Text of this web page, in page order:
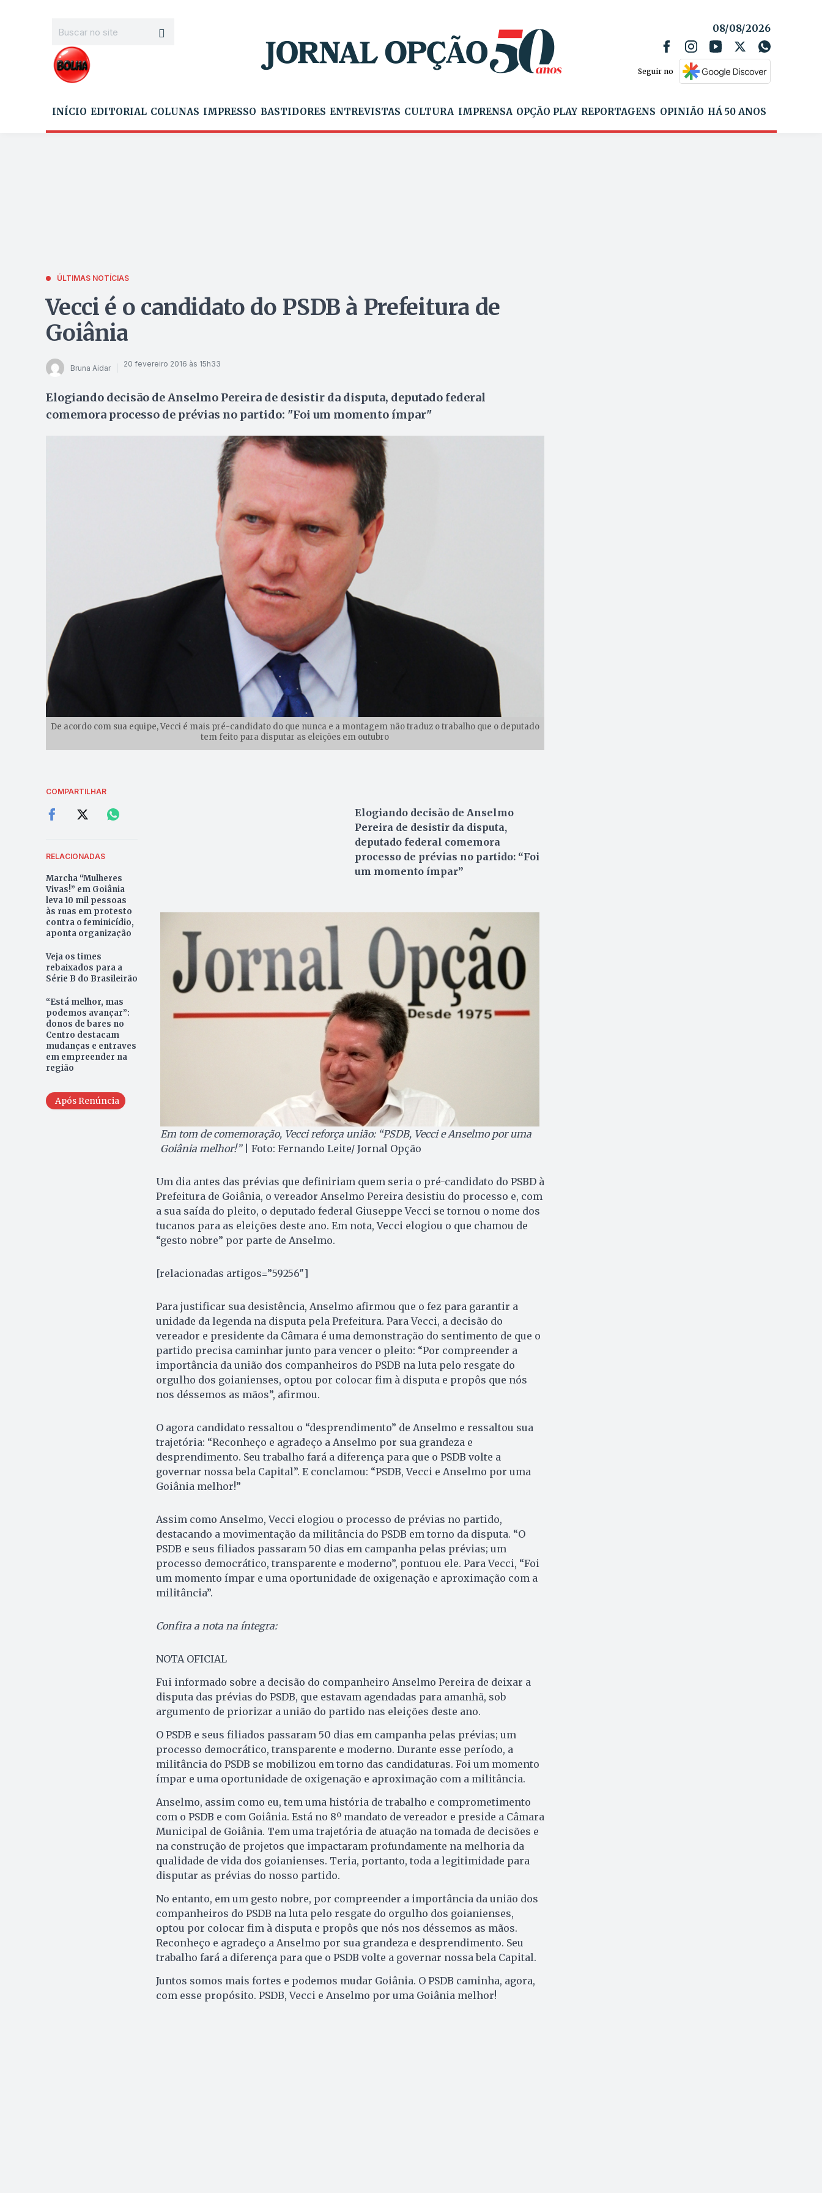
08/08/2026
Seguir no
INÍCIO EDITORIAL COLUNAS IMPRESSO BASTIDORES ENTREVISTAS CULTURA IMPRENSA OPÇÃO PLAY REPORTAGENS OPINIÃO HÁ 50 ANOS
ÚLTIMAS NOTÍCIAS
Vecci é o candidato do PSDB à Prefeitura de
Goiânia
Bruna Aidar 20 fevereiro 2016 às 15h33
Elogiando decisão de Anselmo Pereira de desistir da disputa, deputado federal
comemora processo de prévias no partido: "Foi um momento ímpar"
De acordo com sua equipe, Vecci é mais pré-candidato do que nunca e a montagem não traduz o trabalho que o deputado
tem feito para disputar as eleições em outubro
COMPARTILHAR
RELACIONADAS
Marcha “Mulheres
Vivas!” em Goiânia
leva 10 mil pessoas
às ruas em protesto
contra o feminicídio,
aponta organização
Veja os times
rebaixados para a
Série B do Brasileirão
“Está melhor, mas
podemos avançar”:
donos de bares no
Centro destacam
mudanças e entraves
em empreender na
região
Após Renúncia
Elogiando decisão de Anselmo
Pereira de desistir da disputa,
deputado federal comemora
processo de prévias no partido: “Foi
um momento ímpar”
Em tom de comemoração, Vecci reforça união: “PSDB, Vecci e Anselmo por uma
Goiânia melhor!”| Foto: Fernando Leite/ Jornal Opção
Um dia antes das prévias que definiriam quem seria o pré-candidato do PSBD à
Prefeitura de Goiânia, o vereador Anselmo Pereira desistiu do processo e, com
a sua saída do pleito, o deputado federal Giuseppe Vecci se tornou o nome dos
tucanos para as eleições deste ano. Em nota, Vecci elogiou o que chamou de
“gesto nobre” por parte de Anselmo.
[relacionadas artigos=”59256″]
Para justificar sua desistência, Anselmo afirmou que o fez para garantir a
unidade da legenda na disputa pela Prefeitura. Para Vecci, a decisão do
vereador e presidente da Câmara é uma demonstração do sentimento de que o
partido precisa caminhar junto para vencer o pleito: “Por compreender a
importância da união dos companheiros do PSDB na luta pelo resgate do
orgulho dos goianienses, optou por colocar fim à disputa e propôs que nós
nos déssemos as mãos”, afirmou.
O agora candidato ressaltou o “desprendimento” de Anselmo e ressaltou sua
trajetória: “Reconheço e agradeço a Anselmo por sua grandeza e
desprendimento. Seu trabalho fará a diferença para que o PSDB volte a
governar nossa bela Capital”. E conclamou: “PSDB, Vecci e Anselmo por uma
Goiânia melhor!”
Assim como Anselmo, Vecci elogiou o processo de prévias no partido,
destacando a movimentação da militância do PSDB em torno da disputa. “O
PSDB e seus filiados passaram 50 dias em campanha pelas prévias; um
processo democrático, transparente e moderno”, pontuou ele. Para Vecci, “Foi
um momento ímpar e uma oportunidade de oxigenação e aproximação com a
militância”.
Confira a nota na íntegra:
NOTA OFICIAL
Fui informado sobre a decisão do companheiro Anselmo Pereira de deixar a
disputa das prévias do PSDB, que estavam agendadas para amanhã, sob
argumento de priorizar a união do partido nas eleições deste ano.
O PSDB e seus filiados passaram 50 dias em campanha pelas prévias; um
processo democrático, transparente e moderno. Durante esse período, a
militância do PSDB se mobilizou em torno das candidaturas. Foi um momento
ímpar e uma oportunidade de oxigenação e aproximação com a militância.
Anselmo, assim como eu, tem uma história de trabalho e comprometimento
com o PSDB e com Goiânia. Está no 8º mandato de vereador e preside a Câmara
Municipal de Goiânia. Tem uma trajetória de atuação na tomada de decisões e
na construção de projetos que impactaram profundamente na melhoria da
qualidade de vida dos goianienses. Teria, portanto, toda a legitimidade para
disputar as prévias do nosso partido.
No entanto, em um gesto nobre, por compreender a importância da união dos
companheiros do PSDB na luta pelo resgate do orgulho dos goianienses,
optou por colocar fim à disputa e propôs que nós nos déssemos as mãos.
Reconheço e agradeço a Anselmo por sua grandeza e desprendimento. Seu
trabalho fará a diferença para que o PSDB volte a governar nossa bela Capital.
Juntos somos mais fortes e podemos mudar Goiânia. O PSDB caminha, agora,
com esse propósito. PSDB, Vecci e Anselmo por uma Goiânia melhor!